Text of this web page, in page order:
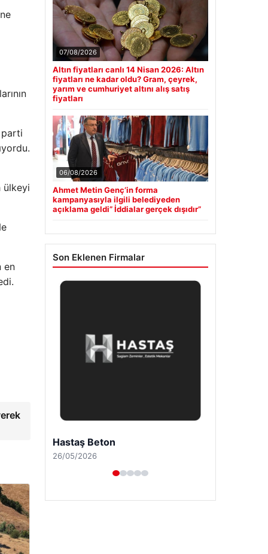
parti
ülkeyi
en
07/08/2026
Altın fiyatları canlı 14 Nisan 2026: Altın
fiyatları ne kadar oldu? Gram, çeyrek,
yarım ve cumhuriyet altını alış satış
fiyatları
06/08/2026
Ahmet Metin Genç’in forma
kampanyasıyla ilgili belediyeden
açıklama geldi” İddialar gerçek dışıdır”
Son Eklenen Firmalar
Prenses Night Club
29/04/2026